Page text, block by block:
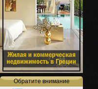
Обратите внимание